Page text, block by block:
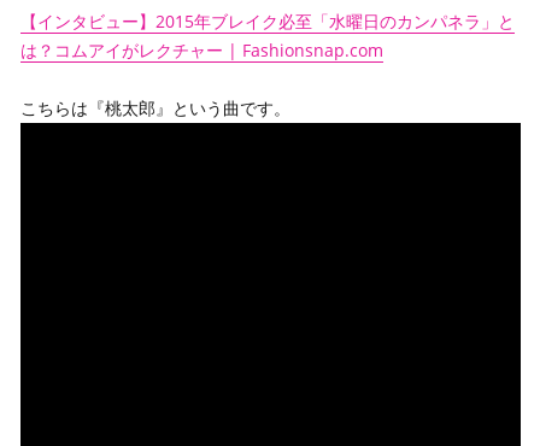
【インタビュー】2015年ブレイク必至「水曜日のカンパネラ」と
は？コムアイがレクチャー | Fashionsnap.com
こちらは『桃太郎』という曲です。